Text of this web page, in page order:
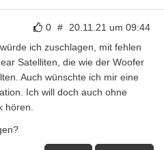
0 # 20.11.21 um 09:44
ich zuschlagen, mit fehlen
Satelliten, die wie der Woofer
Auch wünschte ich mir eine
Ich will doch auch ohne
hören.